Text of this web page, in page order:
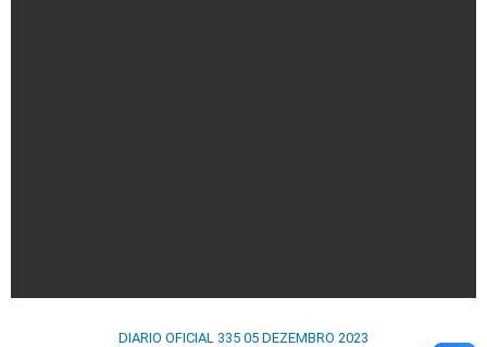
DIARIO OFICIAL 335 05 DEZEMBRO 2023